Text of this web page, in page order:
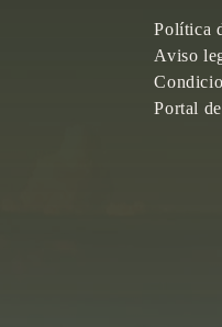
Política
Aviso
Portal